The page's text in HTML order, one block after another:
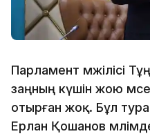
Парламент мәжілісі
заңның күшін жою
отырған жоқ. Бұл
Ерлан Қошанов